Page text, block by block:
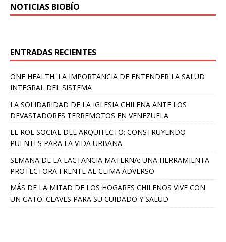
NOTICIAS BIOBÍO
ENTRADAS RECIENTES
ONE HEALTH: LA IMPORTANCIA DE ENTENDER LA SALUD
INTEGRAL DEL SISTEMA
LA SOLIDARIDAD DE LA IGLESIA CHILENA ANTE LOS
DEVASTADORES TERREMOTOS EN VENEZUELA
EL ROL SOCIAL DEL ARQUITECTO: CONSTRUYENDO
PUENTES PARA LA VIDA URBANA
SEMANA DE LA LACTANCIA MATERNA: UNA HERRAMIENTA
PROTECTORA FRENTE AL CLIMA ADVERSO
MÁS DE LA MITAD DE LOS HOGARES CHILENOS VIVE CON
UN GATO: CLAVES PARA SU CUIDADO Y SALUD